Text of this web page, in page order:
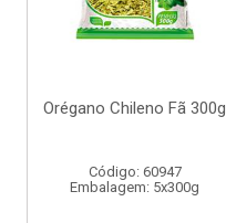
Orégano Chileno Fã 300g
Código: 60947
Embalagem: 5x300g